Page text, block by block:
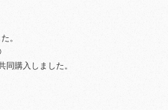
。
同購入しました。